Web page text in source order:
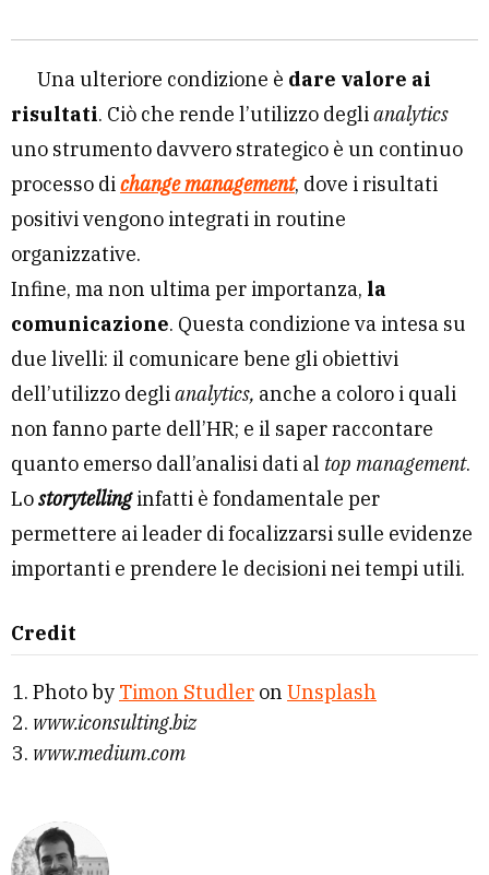
Una ulteriore condizione è dare valore ai
risultati. Ciò che rende l’utilizzo deglianalytics
uno strumento davvero strategico è un continuo
processo dichange management, dove i risultati
positivi vengono integrati in routine
organizzative.
Infine, ma non ultima per importanza, la
comunicazione. Questa condizione va intesa su
due livelli: il comunicare bene gli obiettivi
dell’utilizzo deglianalytics, anche a coloro i quali
non fanno parte dell’HR; e il saper raccontare
quanto emerso dall’analisi dati al top management.
Lostorytellinginfatti è fondamentale per
permettere ai leader di focalizzarsi sulle evidenze
importanti e prendere le decisioni nei tempi utili.
Credit
Photo by Timon Studler on Unsplash
www.iconsulting.biz
www.medium.com